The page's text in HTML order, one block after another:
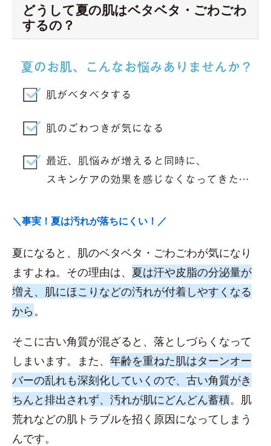
どうして夏の肌はベタベタ・ごわごわ
するの？
＼事実！夏は汚れが落ちにくい！／
夏になると、肌のベタベタ・ごわごわが気になり
ますよね。その理由は、 夏は汗や皮脂の分泌量が
増え、肌にほこりなどの汚れが付着しやすくなる
から 。
そこに古い角質が混ざると、落としづらくなって
しまいます。また、 年齢を重ねた肌はターンオー
バーの乱れも深刻化していくので、古い角質がき
ちんと排出されず、汚れが肌にどんどん蓄積。肌
荒れなどの肌トラブルを招く原因になってしまう
んです。